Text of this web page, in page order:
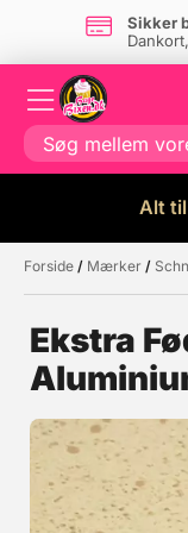
Sikker
Alt til
Måske
Forside / Mærker /
Ekstra